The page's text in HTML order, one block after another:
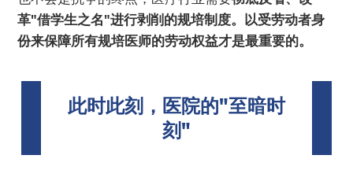
革"借学生之名"进行剥削的规培制度。以受劳动者身
份来保障所有规培医师的劳动权益才是最重要的。
此时此刻，医院的"至暗时
刻"